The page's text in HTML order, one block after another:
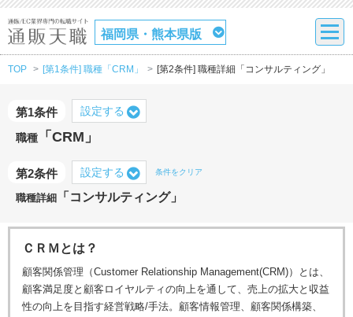
福岡県・熊本県版
TOP [第1条件] 職種「CRM」 [第2条件] 職種詳細「コンサルティング」
第1条件
職種 「CRM」
設定する
第2条件
職種詳細 「コンサルティング」
設定する 条件をクリア
ＣＲＭとは？
顧客関係管理（Customer Relationship Management(CRM)）とは、
顧客満足度と顧客ロイヤルティの向上を通して、売上の拡大と収益
性の向上を目指す経営戦略/手法。顧客情報管理、顧客関係構築、